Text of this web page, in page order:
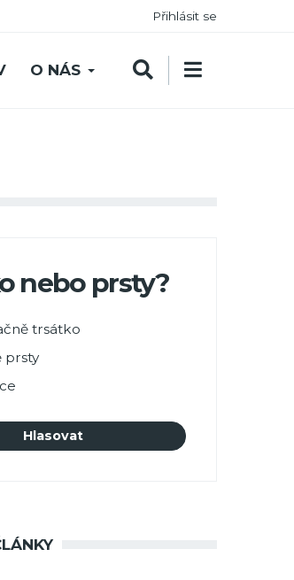
Přihlásit se
O NÁS
nebo prsty?
trsátko
prsty